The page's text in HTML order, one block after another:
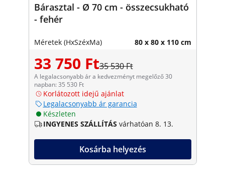
Bárasztal - Ø 70 cm - összecsukható
- fehér
Méretek (HxSzéxMa) 80 x 80 x 110 cm
33 750 Ft35 530 Ft
A legalacsonyabb ár a kedvezményt megelőző 30
napban: 35 530 Ft
Korlátozott idejű ajánlat
Legalacsonyabb ár garancia
Készleten
INGYENES SZÁLLÍTÁS várhatóan 8. 13.
Kosárba helyezés